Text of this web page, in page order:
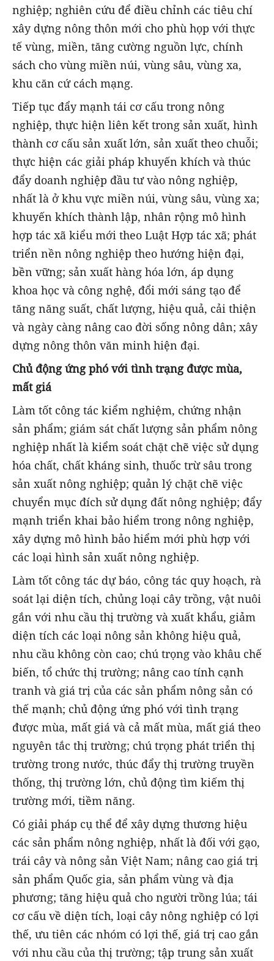
nghiệp; nghiên cứu để điều chỉnh các tiêu chí
xây dựng nông thôn mới cho phù họp với thực
tế vùng, miền, tăng cường nguồn lực, chính
sách cho vùng miền núi, vùng sâu, vùng xa,
khu căn cứ cách mạng.
Tiếp tục đẩy mạnh tái cơ cấu trong nông
nghiệp, thực hiện liên kết trong sản xuất, hình
thành cơ cấu sản xuất lớn, sản xuất theo chuỗi;
thực hiện các giải pháp khuyến khích và thúc
đẩy doanh nghiệp đầu tư vào nông nghiệp,
nhất là ở khu vực miền núi, vùng sâu, vùng xa;
khuyến khích thành lập, nhân rộng mô hình
hợp tác xã kiểu mới theo Luật Hợp tác xã; phát
triển nền nông nghiệp theo hướng hiện đại,
bền vững; sản xuất hàng hóa lớn, áp dụng
khoa học và công nghệ, đổi mới sáng tạo để
tăng năng suất, chất lượng, hiệu quả, cải thiện
và ngày càng nâng cao đời sống nông dân; xây
dựng nông thôn văn minh hiện đại.
Chủ động ứng phó với tình trạng được mùa,
mất giá
Làm tốt công tác kiểm nghiệm, chứng nhận
sản phẩm; giám sát chất lượng sản phẩm nông
nghiệp nhất là kiểm soát chặt chẽ việc sử dụng
hóa chất, chất kháng sinh, thuốc trừ sâu trong
sản xuất nông nghiệp; quản lý chặt chẽ việc
chuyển mục đích sử dụng đất nông nghiệp; đẩy
mạnh triển khai bảo hiểm trong nông nghiệp,
xây dựng mô hình bảo hiểm mới phù hợp với
các loại hình sản xuất nông nghiệp.
Làm tốt công tác dự báo, công tác quy hoạch, rà
soát lại diện tích, chủng loại cây trồng, vật nuôi
gắn với nhu cầu thị trường và xuất khẩu, giảm
diện tích các loại nông sản không hiệu quả,
nhu cầu không còn cao; chú trọng vào khâu chế
biến, tổ chức thị trường; nâng cao tính cạnh
tranh và giá trị của các sản phẩm nông sản có
thế mạnh; chủ động ứng phó với tình trạng
được mùa, mất giá và cả mất mùa, mất giá theo
nguyên tắc thị trường; chú trọng phát triển thị
trường trong nước, thúc đẩy thị trường truyền
thống, thị trường lớn, chủ động tìm kiếm thị
trường mới, tiềm năng.
Có giải pháp cụ thể để xây dựng thương hiệu
các sản phẩm nông nghiệp, nhất là đối với gạo,
trái cây và nông sản Việt Nam; nâng cao giá trị
sản phẩm Quốc gia, sản phẩm vùng và địa
phương; tăng hiệu quả cho người trồng lúa; tái
cơ cấu về diện tích, loại cây nông nghiệp có lợi
thế, ưu tiên các nhóm có lợi thế, giá trị cao gắn
với nhu cầu của thị trường; tập trung sản xuất